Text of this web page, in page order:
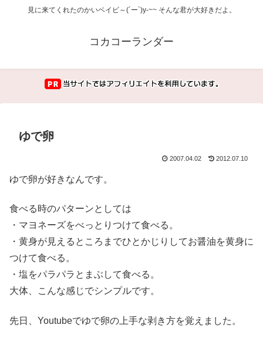
見に来てくれたのかいベイビ～(´ー`)y-~~ そんな君が大好きだよ。
コカコーランダー
ゆで卵
2007.04.02 2012.07.10
ゆで卵が好きなんです。
食べる時のパターンとしては
・マヨネーズをべっとりつけて食べる。
・黄身が見えるところまでひとかじりしてお醤油を黄身に
つけて食べる。
・塩をパラパラとまぶして食べる。
大体、こんな感じでシンプルです。
先日、Youtubeでゆで卵の上手な剥き方を覚えました。